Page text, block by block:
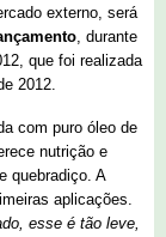
externo, será
, durante
que foi realizada
2012.
com puro óleo de
nutrição e
quebradiço. A
aplicações.
esse é tão leve,